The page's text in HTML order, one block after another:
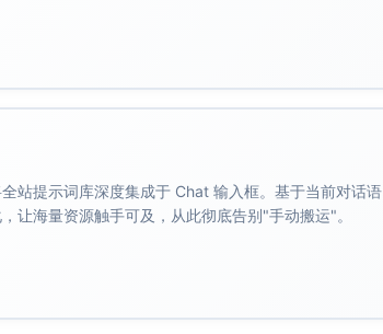
一本书和杯子。
地折好。
笑脸。
了。
剩下的交给明天。
站提示词库深度集成于 Chat 输入框。基于当前对话语
让海量资源触手可及，从此彻底告别"手动搬运"。